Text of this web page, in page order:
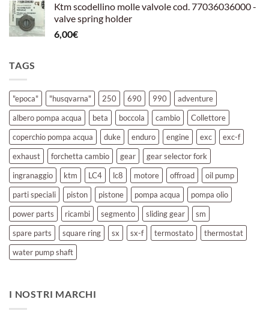
Ktm scodellino molle valvole cod. 77036036000 -
valve spring holder
6,00€
TAGS
"epoca" "husqvarna" 250 690 990
adventure
albero pompa acqua
beta boccola cambio
Collettore
coperchio pompa acqua
duke enduro engine exc
exc-f
exhaust
forchetta cambio gear
gear selector fork
ingranaggio
ktm LC4 lc8 motore offroad
oil pump
parti speciali
piston pistone pompa acqua
pompa olio
power parts
ricambi segmento sliding gear
sm
spare parts
square ring sx sx-f termostato
thermostat
water pump shaft
I NOSTRI MARCHI